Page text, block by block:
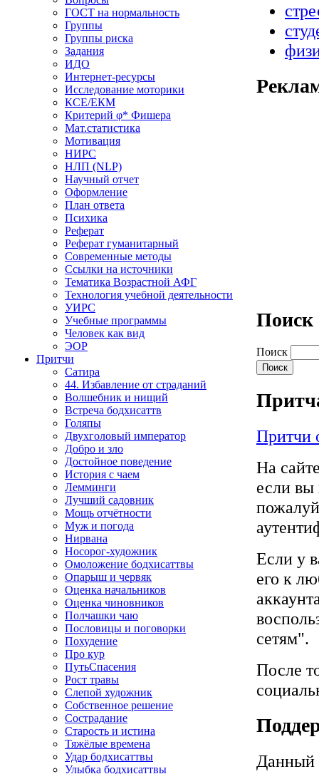
ГОСТ на нормальность
Группы
Группы риска
Задания
ИДО
Интернет-ресурсы
Исследование моторики
КСЕ/ЕКМ
Критерий φ* Фишера
Мат.статистика
Мотивация
НИРС
НЛП (NLP)
Научный отчет
Оформление
План ответа
Психика
Реферат
Реферат гуманитарный
Современные методы
Ссылки на источники
Тематика Возрастной АФГ
Технология учебной деятельности
УИРС
Учебные программы
Человек как вид
ЭОР
Притчи
Сатира
44. Избавление от страданий
Волшебник и нищий
Встреча бодхисаттв
Голяпы
Двухголовый император
Добро и зло
Достойное поведение
История с чаем
Лемминги
Лучший садовник
Мощь отчётности
Муж и погода
Нирвана
Носорог-художник
Омоложение бодхисаттвы
Опарыш и червяк
Оценка начальников
Оценка чиновников
Полчашки чаю
Пословицы и поговорки
Похудение
Про кур
ПутьСпасения
Рост травы
Слепой художник
Собственное решение
Сострадание
Старость и истина
Тяжёлые времена
Удар бодхисаттвы
Улыбка бодхисаттвы
Поиск
Поиск
Притчи
На
если вы
Если у
его к
сетям".
После
Данный